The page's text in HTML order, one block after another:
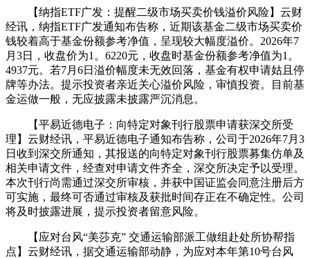
【纳指ETF广发：提醒二级市场买卖价钱溢价风险】云财
经讯，纳指ETF广发通知布告称，近期该基金二级市场买卖价
钱较着高于基金份额参考净值，呈现较大幅度溢价。2026年7
月3日，收盘价为1。6220元，收盘时基金份额参考净值为1。
4937元。若7月6日溢价幅度未无效回落，基金有权申请姑且停
牌等办法。提示投资者亲近关心溢价风险，审慎投资。目前基
金运做一般，无应披露未披露严沉消息。
【平易近德电子：向特定对象刊行股票申请获深交所受
理】云财经讯，平易近德电子通知布告称，公司于2026年7月3
日收到深交所通知，其报送的向特定对象刊行股票募集仿单及
相关申请文件，经查对申请文件齐全，深交所决定予以受理。
本次刊行尚需通过深交所审核，并获中国证监会同意注册后方
可实施，最终可否通过审核及获批时间存正在不确定性。公司
将及时披露进展，提示投资者留意风险。
【应对台风“美莎克” 交通运输部派工做组赴处所协帮指
点】云财经讯，据交通运输部动静，为应对本年第10号台风